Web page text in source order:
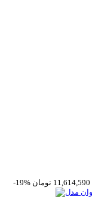
-19%
11,614,590 تومان